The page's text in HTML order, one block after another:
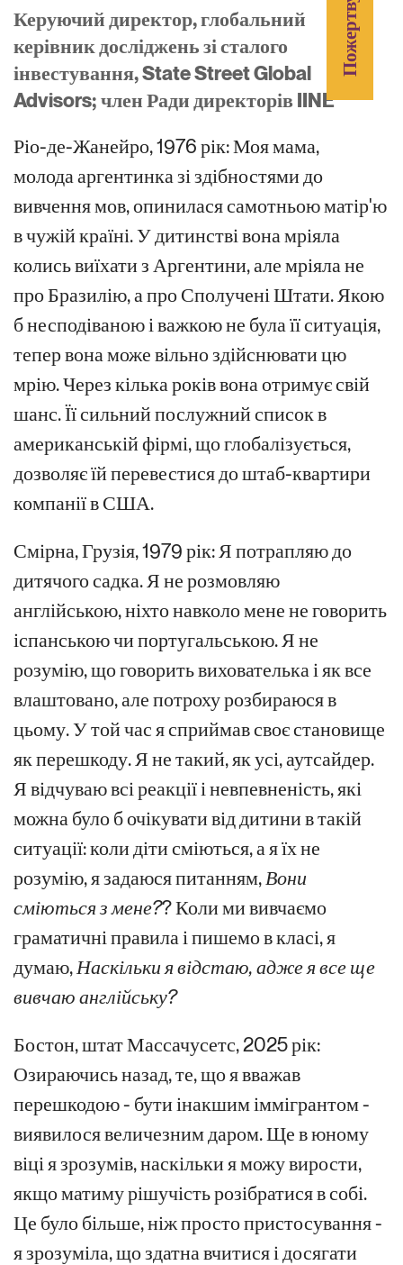
Керуючий директор, глобальний
керівник досліджень зі сталого
інвестування, State Street Global
Advisors; член Ради директорів IINE
Ріо-де-Жанейро, 1976 рік: Моя мама,
молода аргентинка зі здібностями до
вивчення мов, опинилася самотньою матір'ю
в чужій країні. У дитинстві вона мріяла
колись виїхати з Аргентини, але мріяла не
про Бразилію, а про Сполучені Штати. Якою
б несподіваною і важкою не була її ситуація,
тепер вона може вільно здійснювати цю
мрію. Через кілька років вона отримує свій
шанс. Її сильний послужний список в
американській фірмі, що глобалізується,
дозволяє їй перевестися до штаб-квартири
компанії в США.
Смірна, Грузія, 1979 рік: Я потрапляю до
дитячого садка. Я не розмовляю
англійською, ніхто навколо мене не говорить
іспанською чи португальською. Я не
розумію, що говорить вихователька і як все
влаштовано, але потроху розбираюся в
цьому. У той час я сприймав своє становище
як перешкоду. Я не такий, як усі, аутсайдер.
Я відчуваю всі реакції і невпевненість, які
можна було б очікувати від дитини в такій
ситуації: коли діти сміються, а я їх не
розумію, я задаюся питанням,Вони
сміються з мене?? Коли ми вивчаємо
граматичні правила і пишемо в класі, я
думаю,Наскільки я відстаю, адже я все ще
вивчаю англійську?
Бостон, штат Массачусетс, 2025 рік:
Озираючись назад, те, що я вважав
перешкодою - бути інакшим іммігрантом -
виявилося величезним даром. Ще в юному
віці я зрозумів, наскільки я можу вирости,
якщо матиму рішучість розібратися в собі.
Це було більше, ніж просто пристосування -
я зрозуміла, що здатна вчитися і досягати